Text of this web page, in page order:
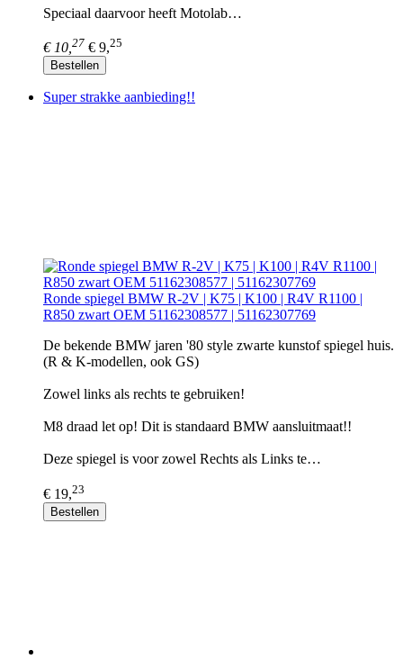
Speciaal daarvoor heeft Motolab…
€ 10, 27 € 9,25
Bestellen
Super strakke aanbieding!!
Ronde spiegel BMW R-2V | K75 | K100 | R4V R1100 |
R850 zwart OEM 51162308577 | 51162307769
De bekende BMW jaren '80 style zwarte kunstof spiegel huis.
(R & K-modellen, ook GS)
Zowel links als rechts te gebruiken!
M8 draad let op! Dit is standaard BMW aansluitmaat!!
Deze spiegel is voor zowel Rechts als Links te…
€ 19,23
Bestellen